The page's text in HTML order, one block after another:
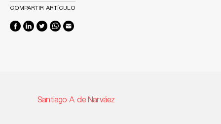
COMPARTIR ARTÍCULO
Santiago A. de Narváez